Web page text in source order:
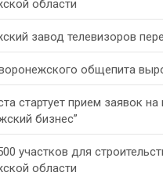
области
завод телевизоров
общепита
стартует прием заявок
бизнес”
участков для
области